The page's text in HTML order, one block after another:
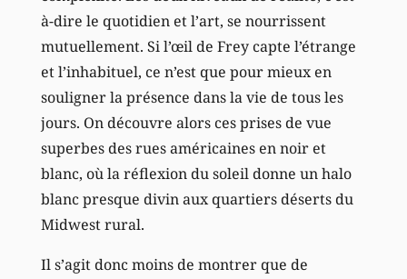
à-dire le quotidien et l’art, se nourrissent
mutuellement. Si l’œil de Frey capte l’étrange
et l’inhabituel, ce n’est que pour mieux en
souligner la présence dans la vie de tous les
jours. On découvre alors ces prises de vue
superbes des rues américaines en noir et
blanc, où la réflexion du soleil donne un halo
blanc presque divin aux quartiers déserts du
Midwest rural.
Il s’agit donc moins de montrer que de